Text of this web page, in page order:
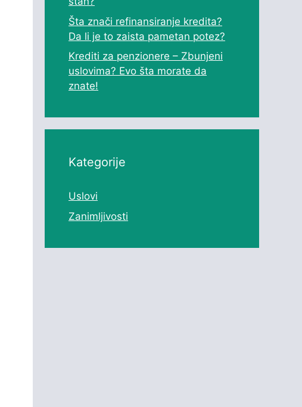
Šta znači refinansiranje kredita?
Da li je to zaista pametan potez?
Krediti za penzionere – Zbunjeni
uslovima? Evo šta morate da
znate!
Kategorije
Uslovi
Zanimljivosti